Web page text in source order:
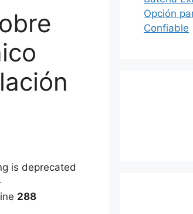
is deprecated
288
Opción
Confiable